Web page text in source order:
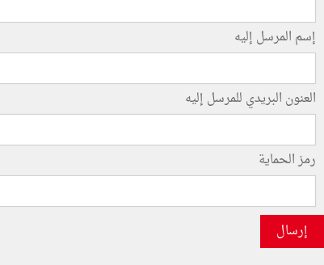
إسم المرسل إليه
العنون البريدي للمرسل إليه
رمز الحماية
إرسال